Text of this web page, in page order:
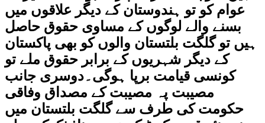
عوام کو تو ہندوستان کے دیگر علاقوں میں
بسنے والے لوگوں کے مساوی حقوق حاصل
ہیں تو گلگت بلتستان والوں کو بھی پاکستان
کے دیگر شہریوں کے برابر حقوق ملے تو
کونسی قیامت برپا ہوگی۔دوسری جانب
مصیبت پہ مصیبت کے مصداق وفاقی
حکومت کی طرف سے گلگت بلتستان میں